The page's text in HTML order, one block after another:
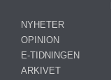
NYHETER
OPINION
E-TIDNINGEN
ARKIVET